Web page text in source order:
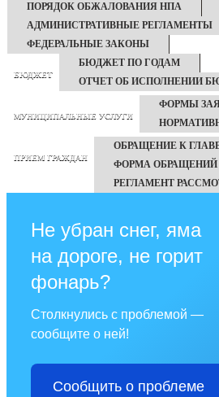
ПОРЯДОК ОБЖАЛОВАНИЯ НПА
АДМИНИСТРАТИВНЫЕ РЕГЛАМЕНТЫ
ФЕДЕРАЛЬНЫЕ ЗАКОНЫ
БЮДЖЕТ
БЮДЖЕТ ПО ГОДАМ
ОТЧЕТ ОБ ИСПОЛНЕНИИ
МУНИЦИПАЛЬНЫЕ УСЛУГИ
ФОРМЫ
ПРИЕМ ГРАЖДАН
ОБРАЩЕНИЕ К
ФОРМА ОБРАЩЕНИЙ
РЕГЛАМЕНТ
Не убран снег, яма
на дороге, не горит
фонарь?
Столкнулись с проблемой —
сообщите о ней!
Сообщить о проблеме